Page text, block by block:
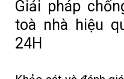
Giải pháp
toà nhà hiệu
24H